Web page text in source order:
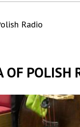
Radio
OF POLISH